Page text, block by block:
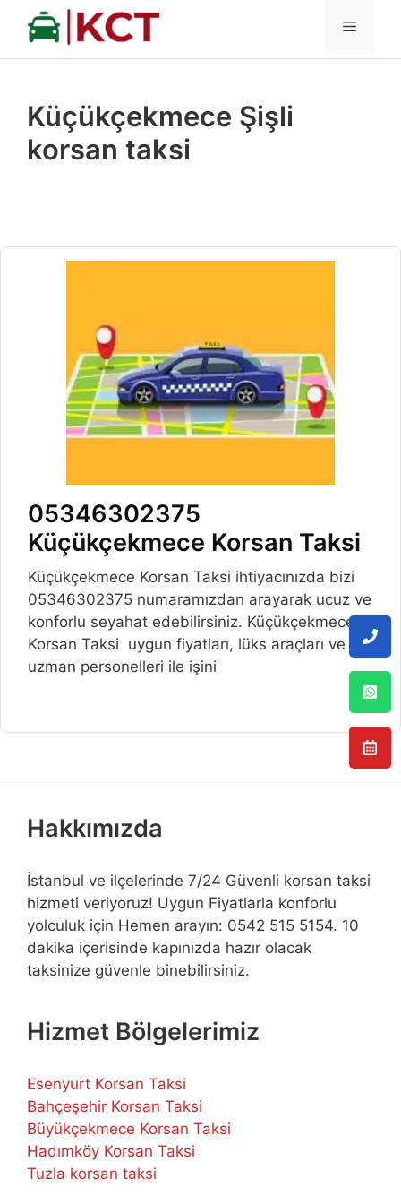
İçeriğe
MENÜ
Küçükçekmece Şişli
korsan taksi
05346302375
Küçükçekmece Korsan Taksi
Küçükçekmece Korsan Taksi ihtiyacınızda bizi
05346302375 numaramızdan arayarak ucuz ve
konforlu seyahat edebilirsiniz. Küçükçekmece
Korsan Taksi uygun fiyatları, lüks araçları ve
uzman personelleri ile işini
Hakkımızda
İstanbul ve ilçelerinde 7/24 Güvenli korsan taksi
hizmeti veriyoruz! Uygun Fiyatlarla konforlu
yolculuk için Hemen arayın: 0542 515 5154. 10
dakika içerisinde kapınızda hazır olacak
taksinize güvenle binebilirsiniz.
Hizmet Bölgelerimiz
Esenyurt Korsan Taksi
Bahçeşehir Korsan Taksi
Büyükçekmece Korsan Taksi
Hadımköy Korsan Taksi
Tuzla korsan taksi